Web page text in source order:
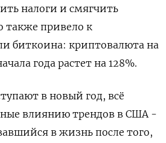
налоги и смягчить
также привело к
биткоина: криптовалюта на
года растет на 128%.
в новый год, всё
влиянию трендов в США -
в жизнь после того,